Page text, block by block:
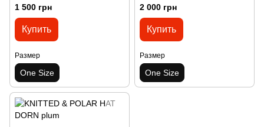
1 500 грн
Купить
Размер
One Size
2 000 грн
Купить
Размер
One Size